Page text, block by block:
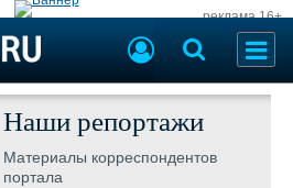
реклама 16+
Наши репортажи
Материалы корреспондентов
портала